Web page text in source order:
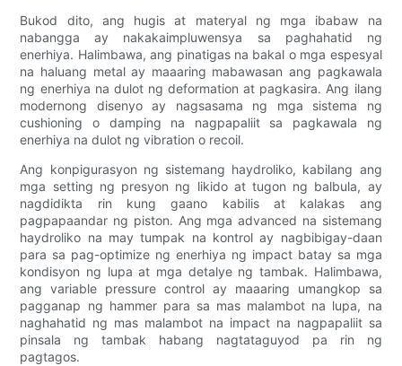
Bukod dito, ang hugis at materyal ng mga ibabaw na
nabangga ay nakakaimpluwensya sa paghahatid ng
enerhiya. Halimbawa, ang pinatigas na bakal o mga espesyal
na haluang metal ay maaaring mabawasan ang pagkawala
ng enerhiya na dulot ng deformation at pagkasira. Ang ilang
modernong disenyo ay nagsasama ng mga sistema ng
cushioning o damping na nagpapaliit sa pagkawala ng
enerhiya na dulot ng vibration o recoil.
Ang konpigurasyon ng sistemang haydroliko, kabilang ang
mga setting ng presyon ng likido at tugon ng balbula, ay
nagdidikta rin kung gaano kabilis at kalakas ang
pagpapaandar ng piston. Ang mga advanced na sistemang
haydroliko na may tumpak na kontrol ay nagbibigay-daan
para sa pag-optimize ng enerhiya ng impact batay sa mga
kondisyon ng lupa at mga detalye ng tambak. Halimbawa,
ang variable pressure control ay maaaring umangkop sa
pagganap ng hammer para sa mas malambot na lupa, na
naghahatid ng mas malambot na impact na nagpapaliit sa
pinsala ng tambak habang nagtataguyod pa rin ng
pagtagos.